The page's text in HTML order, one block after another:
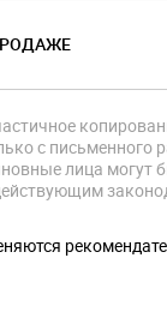
с письменного
лица могут